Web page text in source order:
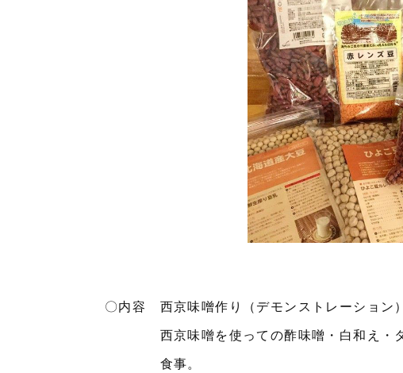
〇内容 西京味噌作り（デモンストレーション）
西京味噌を使っての酢味噌・白和え・タ
食事。